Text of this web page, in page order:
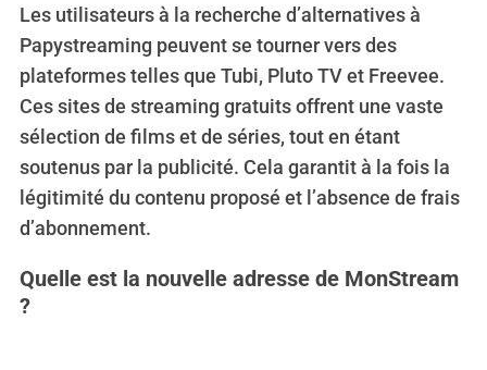
Les utilisateurs à la recherche d’alternatives à
Papystreaming peuvent se tourner vers des
plateformes telles que Tubi, Pluto TV et Freevee.
Ces sites de streaming gratuits offrent une vaste
sélection de films et de séries, tout en étant
soutenus par la publicité. Cela garantit à la fois la
légitimité du contenu proposé et l’absence de frais
d’abonnement.
Quelle est la nouvelle adresse de MonStream
?